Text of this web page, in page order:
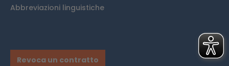
Abbreviazioni linguistiche
Revoca un contratto